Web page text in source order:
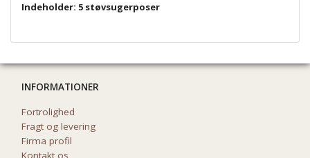
Indeholder: 5 støvsugerposer
INFORMATIONER
Fortrolighed
Fragt og levering
Firma profil
Kontakt os